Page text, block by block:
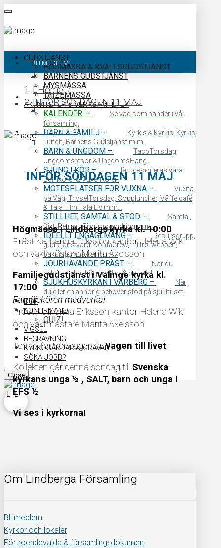
GUDSTJÄNST
HÖGMÄSSA & KVÄLLSGUDSTJÄNST
BARNENS GUDSTJÄNST
MYSMÄSSA
TAIZÉMÄSSA
AKTIVITETER & VERKSAMHETER
KALENDER –
Se vad som händer i vår
församling.
BARN & FAMILJ –
Kyrkis & Kyrkis, Kyrkis
Lunch, Barnens Gudstjänst m.m.
BARN & UNGDOM –
TacoTorsdag,
Ungdomsresor & UngdomsHäng!
SJUNG I KÖR–
Här presenteras våra
Barnkörer & Vuxenkörer!
MÖTESPLATSER FÖR VUXNA –
Vuxna
på Väg, TrivselTorsdag, Soppluncher, Våffelcafé
& Tala Film Tala Liv m.m…
STILLHET, SAMTAL & STÖD –
Samtal,
Bikt, Retreat, Pilgrimsvandring m.m…
IDEELLT ENGAGEMANG–
Resursgrupp,
gudstjänstvärd, KonfaCrew, Tilltro, webben,
bakning, musiker m.m….
JOURHAVANDE PRÄST –
När du
behöver akut hjälp kvälls- & nattetid!
SJUKHUSKYRKAN I VARBERG –
När
du eller en anhörig behöver stöd på sjukhuset
DOP
KONFIRMAND
QUIZ!
VIGSEL
BEGRAVNING
KYRKOGÅRDAR & GRAVAR
SÖKA JOBB?
Close
BLI MEDLEM
KALENDER
KONTAKTA OSS
Home /
INFÖR SÖNDAGEN 11 MAJ
INFÖR SÖNDAGEN 11 MAJ
Högmässa i Lindbergs kyrka kl. 10:00
Präst Katharina Eriksson, kantor Helena Wik
och vaktmästare Marita Axelsson
Familjegudstjänst i Valinge kyrka kl.
17:00
Familjekören medverkar
Präst Katharina Eriksson, kantor Helena Wik
och vaktmästare Marita Axelsson
Temat för söndagen ärVägen till livet
Kollekten går denna söndag till Svenska
kyrkans unga ½ , SALT, barn och unga i
EFS ½
Vi ses i kyrkorna!
Om Lindberga Församling
Bli medlem
Kyrkor och lokaler
Förtroendevalda & församlingsdokument